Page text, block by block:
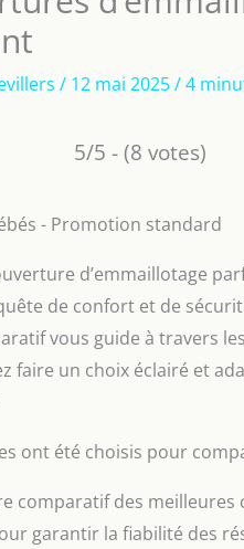
/ 12 mai 2025/4
5/5 - (8 votes)
d’emmaillotage
de confort et de
vous guide à travers
faire un choix éclairé et
ont été choisis pour
comparatif des
garantir la fiabilité des